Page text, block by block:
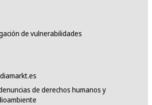
de vulnerabilidades
de derechos humanos y